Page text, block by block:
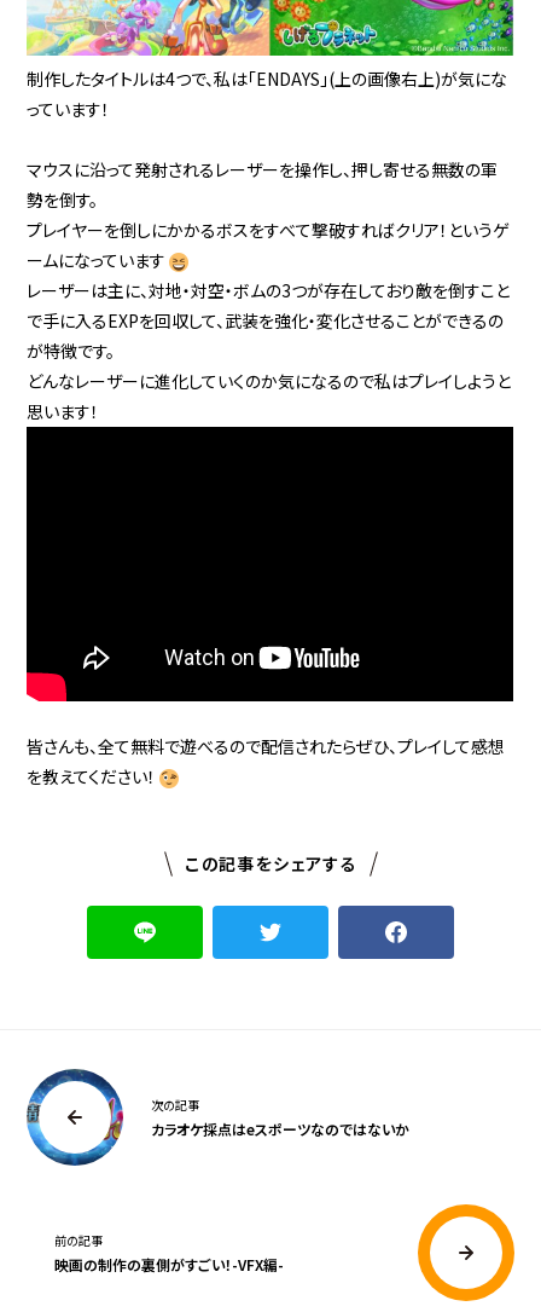
制作したタイトルは4つで、私は「ENDAYS」(上の画像右上)が気にな
っています！
マウスに沿って発射されるレーザーを操作し、押し寄せる無数の軍
勢を倒す。
プレイヤーを倒しにかかるボスをすべて撃破すればクリア！というゲ
ームになっています
レーザーは主に、対地・対空・ボムの3つが存在しており敵を倒すこと
で手に入るEXPを回収して、武装を強化・変化させることができるの
が特徴です。
どんなレーザーに進化していくのか気になるので私はプレイしようと
思います！
皆さんも、全て無料で遊べるので配信されたらぜひ、プレイして感想
を教えてください！
この記事をシェアする
次の記事
カラオケ採点はeスポーツなのではないか
前の記事
映画の制作の裏側がすごい！-VFX編-